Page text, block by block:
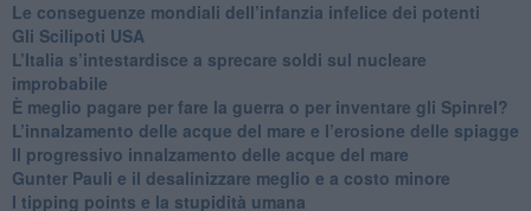
Le conseguenze mondiali dell’infanzia infelice dei potenti
​Gli Scilipoti USA
L’Italia s’intestardisce a sprecare soldi sul nucleare
improbabile
È meglio pagare per fare la guerra o per inventare gli Spinrel?
​L’innalzamento delle acque del mare e l’erosione delle spiagge
​Il progressivo innalzamento delle acque del mare
​Gunter Pauli e il desalinizzare meglio e a costo minore
I tipping points e la stupidità umana